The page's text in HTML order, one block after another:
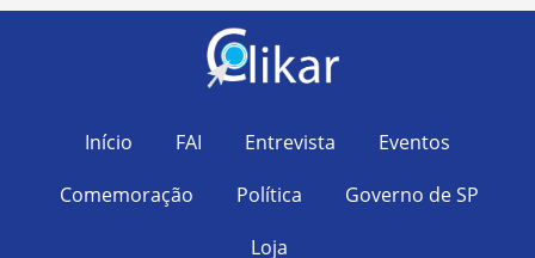
Início FAI Entrevista
Eventos
Comemoração
Política
Governo de SP
Loja